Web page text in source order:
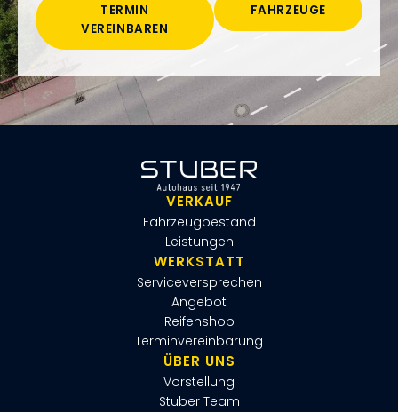
TERMIN
VEREINBAREN
FAHRZEUGE
VERKAUF
Fahrzeugbestand
Leistungen
WERKSTATT
Serviceversprechen
Angebot
Reifenshop
Terminvereinbarung
ÜBER UNS
Vorstellung
Stuber Team